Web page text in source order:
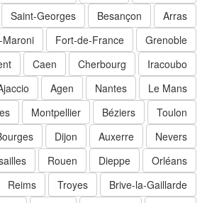
Arras
Besançon
Saint-Georges
Grenoble
Fort-de-France
Maroni
Iracoubo
Cherbourg
Caen
Le Mans
Nantes
Agen
Ajaccio
Toulon
Béziers
Montpellier
Nîmes
Nevers
Auxerre
Dijon
Bourges
Orléans
Dieppe
Rouen
Versailles
Brive-la-Gaillarde
Troyes
Reims